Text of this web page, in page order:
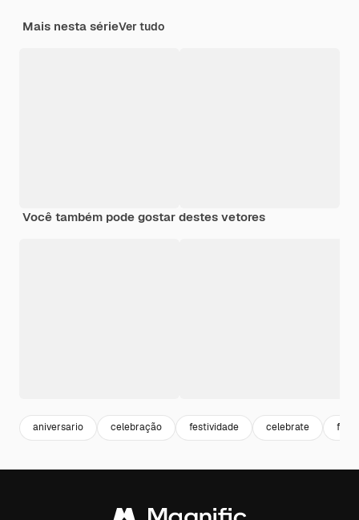
Mais nesta sérieVer tudo
Você também pode gostar destes vetores
aniversario celebração festividade celebrate festa